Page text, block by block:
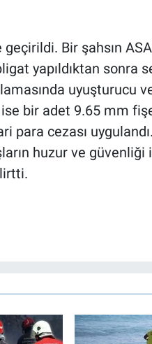
Bir şahsın
yapıldıktan sonra
uyuşturucu
bir adet 9.65 mm
para cezası
huzur ve güvenliği